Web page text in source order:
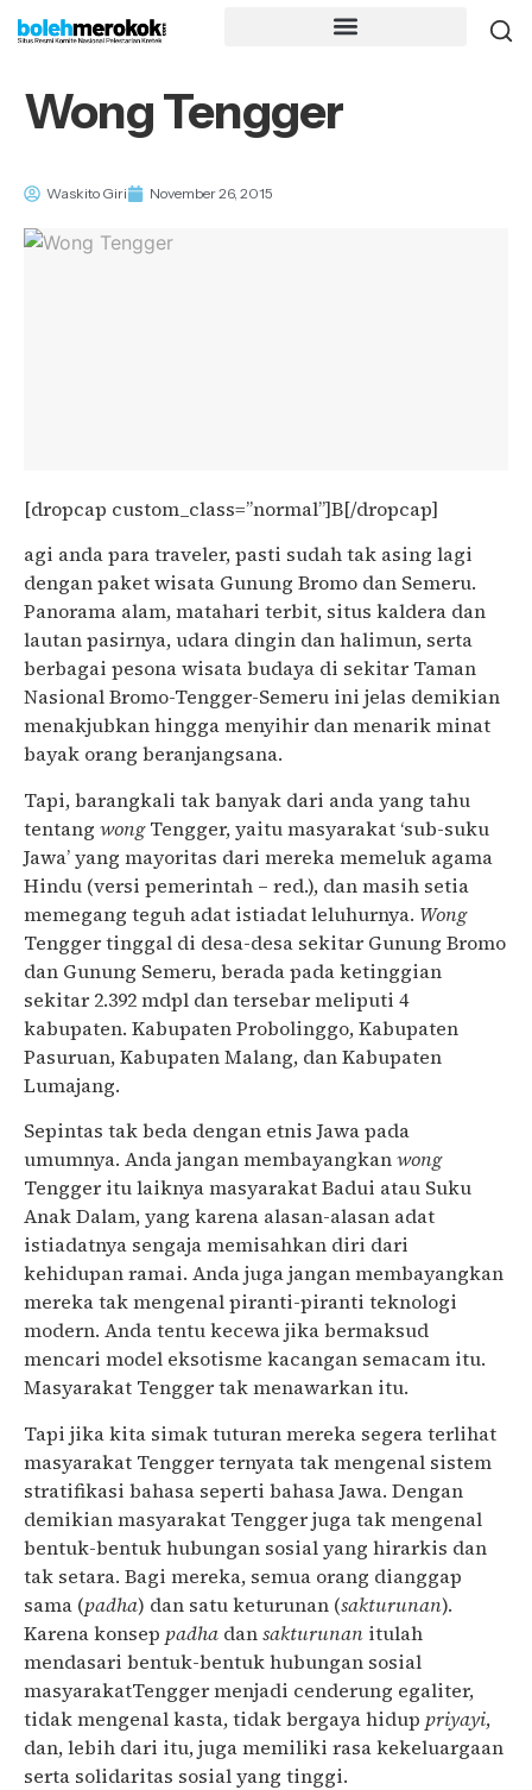
Wong Tengger
Waskito Giri November 26, 2015
[dropcap custom_class=”normal”]B[/dropcap]
agi anda para traveler, pasti sudah tak asing lagi
dengan paket wisata Gunung Bromo dan Semeru.
Panorama alam, matahari terbit, situs kaldera dan
lautan pasirnya, udara dingin dan halimun, serta
berbagai pesona wisata budaya di sekitar Taman
Nasional Bromo-Tengger-Semeru ini jelas demikian
menakjubkan hingga menyihir dan menarik minat
bayak orang beranjangsana.
Tapi, barangkali tak banyak dari anda yang tahu
tentang wongTengger, yaitu masyarakat ‘sub-suku
Jawa’ yang mayoritas dari mereka memeluk agama
Hindu (versi pemerintah – red.), dan masih setia
memegang teguh adat istiadat leluhurnya. Wong
Tengger tinggal di desa-desa sekitar Gunung Bromo
dan Gunung Semeru, berada pada ketinggian
sekitar 2.392 mdpl dan tersebar meliputi 4
kabupaten. Kabupaten Probolinggo, Kabupaten
Pasuruan, Kabupaten Malang, dan Kabupaten
Lumajang.
Sepintas tak beda dengan etnis Jawa pada
umumnya. Anda jangan membayangkanwong
Tengger itu laiknya masyarakat Badui atau Suku
Anak Dalam, yang karena alasan-alasan adat
istiadatnya sengaja memisahkan diri dari
kehidupan ramai. Anda juga jangan membayangkan
mereka tak mengenal piranti-piranti teknologi
modern. Anda tentu kecewa jika bermaksud
mencari model eksotisme kacangan semacam itu.
Masyarakat Tengger tak menawarkan itu.
Tapi jika kita simak tuturan mereka segera terlihat
masyarakat Tengger ternyata tak mengenal sistem
stratifikasi bahasa seperti bahasa Jawa. Dengan
demikian masyarakat Tengger juga tak mengenal
bentuk-bentuk hubungan sosial yang hirarkis dan
tak setara. Bagi mereka, semua orang dianggap
sama (padha) dan satu keturunan (sakturunan).
Karena konsep padha dansakturunan itulah
mendasari bentuk-bentuk hubungan sosial
masyarakatTengger menjadi cenderung egaliter,
tidak mengenal kasta, tidak bergaya hidup priyayi,
dan, lebih dari itu, juga memiliki rasa kekeluargaan
serta solidaritas sosial yang tinggi.